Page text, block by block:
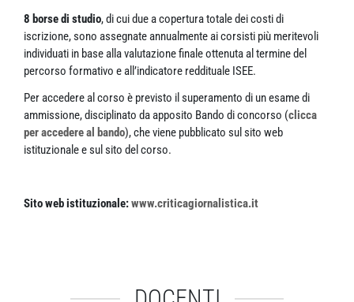
8 borse di studio, di cui due a copertura totale dei costi di
iscrizione, sono assegnate annualmente ai corsisti più meritevoli
individuati in base alla valutazione finale ottenuta al termine del
percorso formativo e all’indicatore reddituale ISEE.
Per accedere al corso è previsto il superamento di un esame di
ammissione, disciplinato da apposito Bando di concorso (clicca
per accedere al bando), che viene pubblicato sul sito web
istituzionale e sul sito del corso.
Sito web istituzionale:www.criticagiornalistica.it